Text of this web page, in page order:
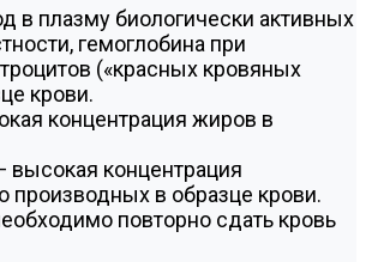
в плазму биологически активных
гемоглобина при
(«красных кровяных
крови.
концентрация жиров в
высокая концентрация
производных в образце крови.
повторно сдать кровь